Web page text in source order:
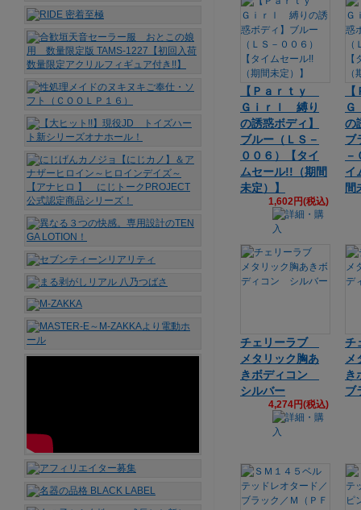
【Ｐａｒｔｙ
Ｇｉｒｌ 縛り
の誘惑ボディ】
ブルー（ＬＳ－
００６）【タイ
ムセール!!（期間
未定）】
1,602円(税込)
の
ブ
－
イ
間
チェリーラブ
メタリック胸あ
きボディコン
シルバー
4,274円(税込)
チ
メ
ブ